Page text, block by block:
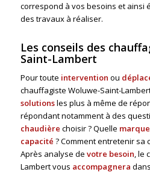
correspond à vos besoins et ainsi
des travaux à réaliser.
Les conseils des
Saint-Lambert
Pour toute intervention ou
chauffagiste Woluwe-Saint-
solutionsles plus à même de
répondant notamment à des
chaudière choisir ? Quelle marque
capacité ? Comment entretenir sa
Après analyse de votre besoin, le
Lambert vous accompagnera